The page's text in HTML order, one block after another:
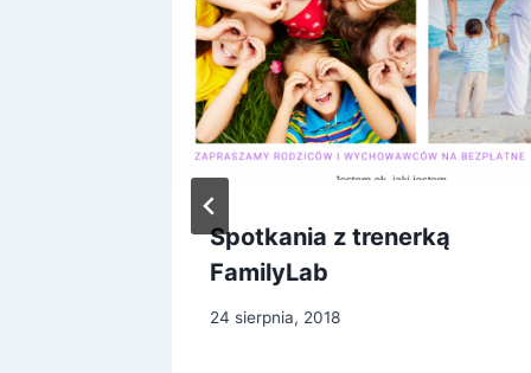
Spotkania z trenerką
FamilyLab
24 sierpnia, 2018